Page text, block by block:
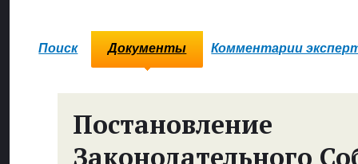
Поиск Документы Комментарии
Постановление
Законодательного